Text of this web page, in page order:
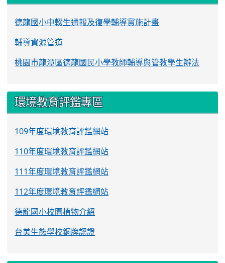
德龍國小中輟生通報及復學輔導實施計畫
輔導資源管道
桃園市龍潭區德龍國民小學教師輔導與管教學生辦法
環境教育評鑑專區
109年度環境教育評鑑網站
110年度環境教育評鑑網站
111年度環境教育評鑑網站
112年度環境教育評鑑網站
德龍國小校園植物介紹
台美生態學校銅牌認證